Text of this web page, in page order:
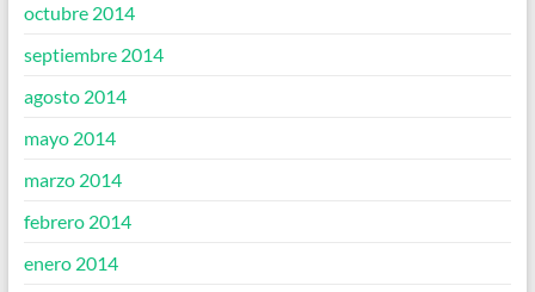
octubre 2014
septiembre 2014
agosto 2014
mayo 2014
marzo 2014
febrero 2014
enero 2014